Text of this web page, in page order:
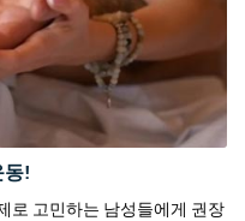
동!
로 고민하는 남성들에게 권장